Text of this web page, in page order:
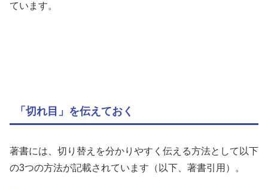
ています。
「切れ目」を伝えておく
著書には、切り替えを分かりやすく伝える方法として以下
の3つの方法が記載されています（以下、著書引用）。